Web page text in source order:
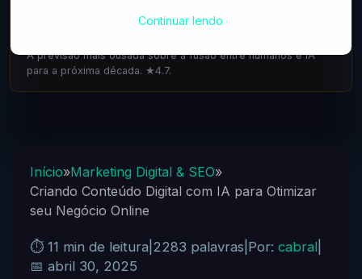
A Singularidade está mais Próxima — Ray Kurzweil
A previsão mais ousada sobre a fusão entre humanos e IA
para a próxima década. ★4.7.
Início»Marketing Digital & SEO»
Criando Conteúdo Digital com IA para Otimizar
seu Negócio Online
⏱️ 11 min de leitura 2283 palavras Por: cabral|
📅 abril 30, 2025
Continuar lendo